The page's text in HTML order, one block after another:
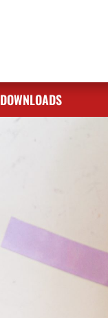
DOWNLOADS